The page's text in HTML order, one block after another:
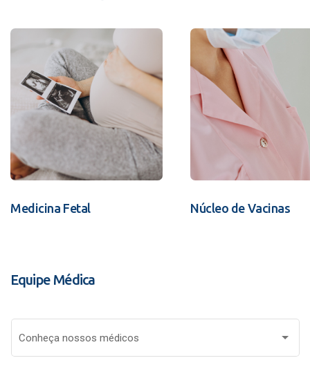
Medicina Fetal Núcleo de Vacinas
Equipe Médica
Conheça nossos médicos